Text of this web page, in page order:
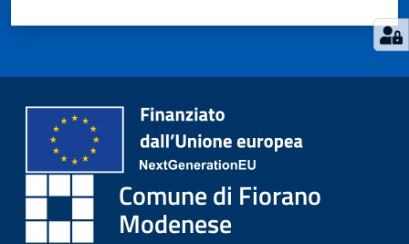
Comune di Fiorano
Modenese